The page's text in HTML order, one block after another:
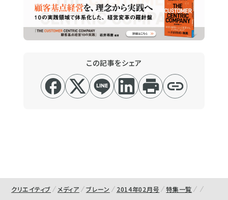
この記事をシェア
クリエイティブ メディア ブレーン 2014年02月号 特集一覧